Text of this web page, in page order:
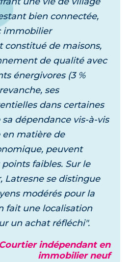
bien connectée,
immobilier
de maisons,
de qualité avec
énergivores (3 %
ses
dans certaines
dépendance vis-à-vis
matière de
peuvent
faibles. Sur le
Latresne se distingue
modérés pour la
fait une localisation
un achat réfléchi".
indépendant en
immobilier neuf